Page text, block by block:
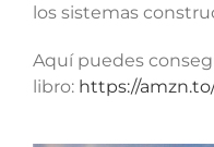
los sistemas
Aquí puedes
libro: https://